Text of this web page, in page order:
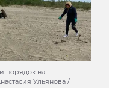
порядок на
Ульянова /